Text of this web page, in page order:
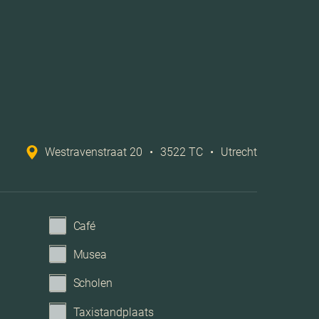
Westravenstraat 20 • 3522 TC • Utrecht
Café
Musea
Scholen
Taxistandplaats